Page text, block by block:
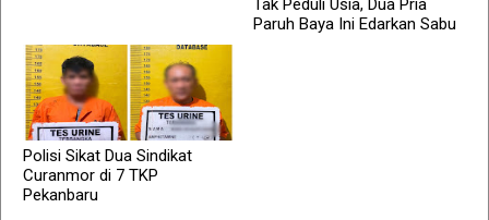
Tak Peduli Usia, Dua Pria
Paruh Baya Ini Edarkan Sabu
Polisi Sikat Dua Sindikat
Curanmor di 7 TKP
Pekanbaru